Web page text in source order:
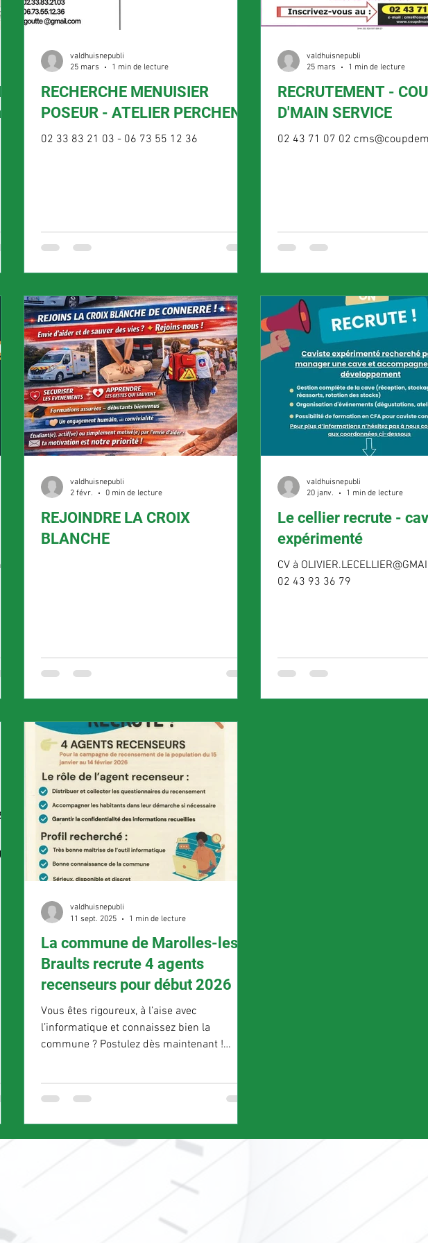
RECHERCHE MENUISIER
POSEUR - ATELIER PERCHENE
02 33 83 21 03 - 06 73 55 12 36
valdhuisnepubli
25 mars
1 min de lecture
RECRUTEMENT - COUP
D'MAIN SERVICE
02 43 71 07 02
valdhuisnepubli
25 mars
1 min de lecture
REJOINDRE LA CROIX
BLANCHE
valdhuisnepubli
2 févr.
0 min de lecture
Le cellier recrute -
expérimenté
CV à
02 43 93 36 79
valdhuisnepubli
20 janv.
1 min de lecture
La commune de Marolles-les-
Braults recrute 4 agents
recenseurs pour début 2026
Vous êtes rigoureux, à l’aise avec
l’informatique et connaissez bien la
commune ? Postulez dès maintenant !
valdhuisnepubli
11 sept. 2025
1 min de lecture